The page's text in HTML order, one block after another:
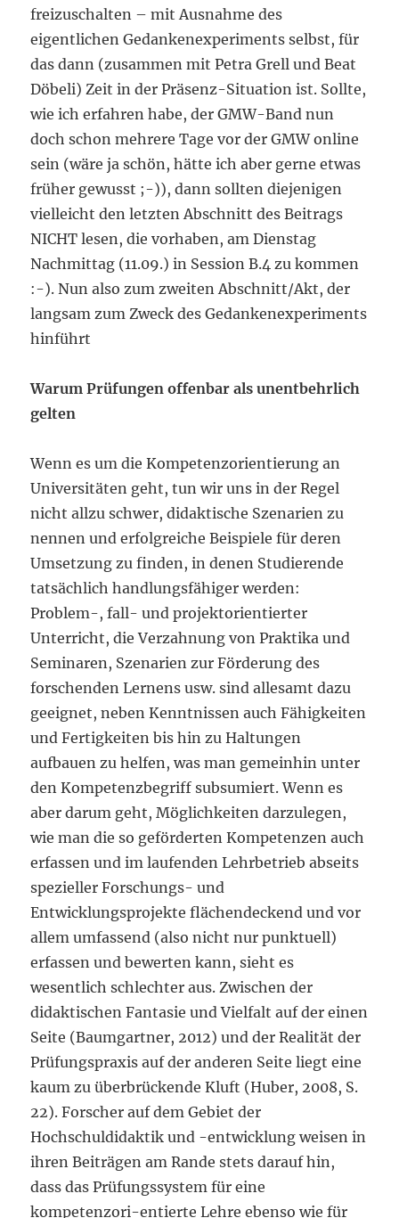
freizuschalten – mit Ausnahme des
eigentlichen Gedankenexperiments selbst, für
das dann (zusammen mit Petra Grell und Beat
Döbeli) Zeit in der Präsenz-Situation ist. Sollte,
wie ich erfahren habe, der GMW-Band nun
doch schon mehrere Tage vor der GMW online
sein (wäre ja schön, hätte ich aber gerne etwas
früher gewusst ;-)), dann sollten diejenigen
vielleicht den letzten Abschnitt des Beitrags
NICHT lesen, die vorhaben, am Dienstag
Nachmittag (11.09.) in Session B.4 zu kommen
:-). Nun also zum zweiten Abschnitt/Akt, der
langsam zum Zweck des Gedankenexperiments
hinführt
Warum Prüfungen offenbar als unentbehrlich
gelten
Wenn es um die Kompetenzorientierung an
Universitäten geht, tun wir uns in der Regel
nicht allzu schwer, didaktische Szenarien zu
nennen und erfolgreiche Beispiele für deren
Umsetzung zu finden, in denen Studierende
tatsächlich handlungsfähiger werden:
Problem-, fall- und projektorientierter
Unterricht, die Verzahnung von Praktika und
Seminaren, Szenarien zur Förderung des
forschenden Lernens usw. sind allesamt dazu
geeignet, neben Kenntnissen auch Fähigkeiten
und Fertigkeiten bis hin zu Haltungen
aufbauen zu helfen, was man gemeinhin unter
den Kompetenzbegriff subsumiert. Wenn es
aber darum geht, Möglichkeiten darzulegen,
wie man die so geförderten Kompetenzen auch
erfassen und im laufenden Lehrbetrieb abseits
spezieller Forschungs- und
Entwicklungsprojekte flächendeckend und vor
allem umfassend (also nicht nur punktuell)
erfassen und bewerten kann, sieht es
wesentlich schlechter aus. Zwischen der
didaktischen Fantasie und Vielfalt auf der einen
Seite (Baumgartner, 2012) und der Realität der
Prüfungspraxis auf der anderen Seite liegt eine
kaum zu überbrückende Kluft (Huber, 2008, S.
22). Forscher auf dem Gebiet der
Hochschuldidaktik und -entwicklung weisen in
ihren Beiträgen am Rande stets darauf hin,
dass das Prüfungssystem für eine
kompetenzori-entierte Lehre ebenso wie für